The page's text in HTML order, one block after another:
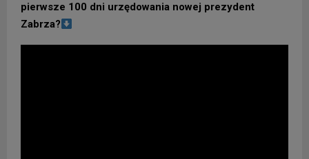
pierwsze 100 dni urzędowania nowej prezydent
Zabrza?